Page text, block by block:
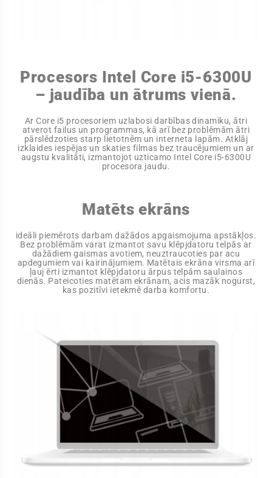
Procesors Intel Core i5-6300U
– jaudība un ātrums vienā.
Ar Core i5 procesoriem uzlabosi darbības dinamiku, ātri
atverot failus un programmas, kā arī bez problēmām ātri
pārslēdzoties starp lietotnēm un interneta lapām. Atklāj
izklaides iespējas un skaties filmas bez traucējumiem un ar
augstu kvalitāti, izmantojot uzticamo Intel Core i5-6300U
procesora jaudu.
Matēts ekrāns
ideāli piemērots darbam dažādos apgaismojuma apstākļos.
Bez problēmām varat izmantot savu klēpjdatoru telpās ar
dažādiem gaismas avotiem, neuztraucoties par acu
apdegumiem vai kairinājumiem. Matētais ekrāna virsma arī
ļauj ērti izmantot klēpjdatoru ārpus telpām saulainos
dienās. Pateicoties matētam ekrānam, acis mazāk nogurst,
kas pozitīvi ietekmē darba komfortu.